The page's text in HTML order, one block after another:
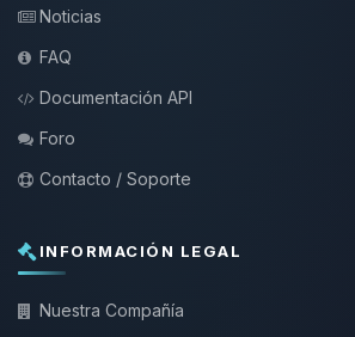
Noticias
FAQ
Documentación API
Foro
Contacto / Soporte
INFORMACIÓN LEGAL
Nuestra Compañía